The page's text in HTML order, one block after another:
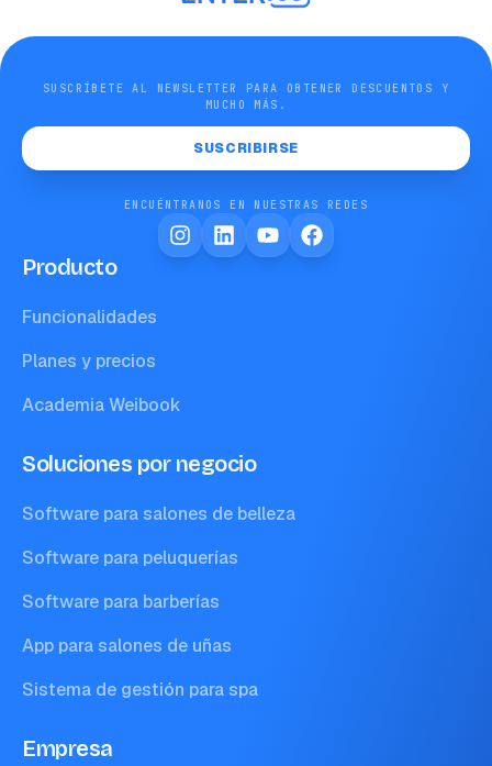
SUSCRÍBETE AL NEWSLETTER PARA OBTENER DESCUENTOS Y
MUCHO MÁS.
SUSCRIBIRSE
ENCUÉNTRANOS EN NUESTRAS REDES
Producto
Funcionalidades
Planes y precios
Academia Weibook
Soluciones por negocio
Software para salones de belleza
Software para peluquerías
Software para barberías
App para salones de uñas
Sistema de gestión para spa
Empresa